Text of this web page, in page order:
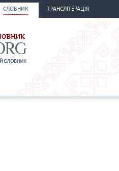
СЛОВНИК ТРАНСЛІТЕРАЦІЯ